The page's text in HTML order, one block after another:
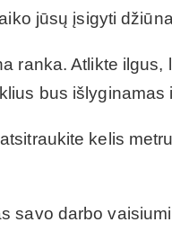
jūsų įsigyti
ranka. Atlikte
bus
kelis
savo darbo